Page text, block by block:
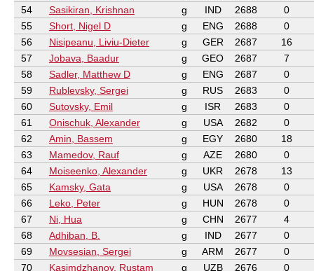
54
Sasikiran, Krishnan g IND 2688
0
55
Short, Nigel D g ENG 2688
0
56
Nisipeanu, Liviu-Dieter g GER 2687
16
57
Jobava, Baadur g GEO 2687
7
58
Sadler, Matthew D g ENG 2687
0
59
Rublevsky, Sergei g RUS 2683
0
60
Sutovsky, Emil g ISR 2683
0
61
Onischuk, Alexander g USA 2682
0
62
Amin, Bassem g EGY 2680
18
63
Mamedov, Rauf g AZE 2680
0
64
Moiseenko, Alexander g UKR 2678
13
65
Kamsky, Gata g USA 2678
0
66
Leko, Peter g HUN 2678
0
67
Ni, Hua g CHN 2677
4
68
Adhiban, B. g IND 2677
0
69
Movsesian, Sergei g ARM 2677
0
70
Kasimdzhanov, Rustam g UZB 2676
0